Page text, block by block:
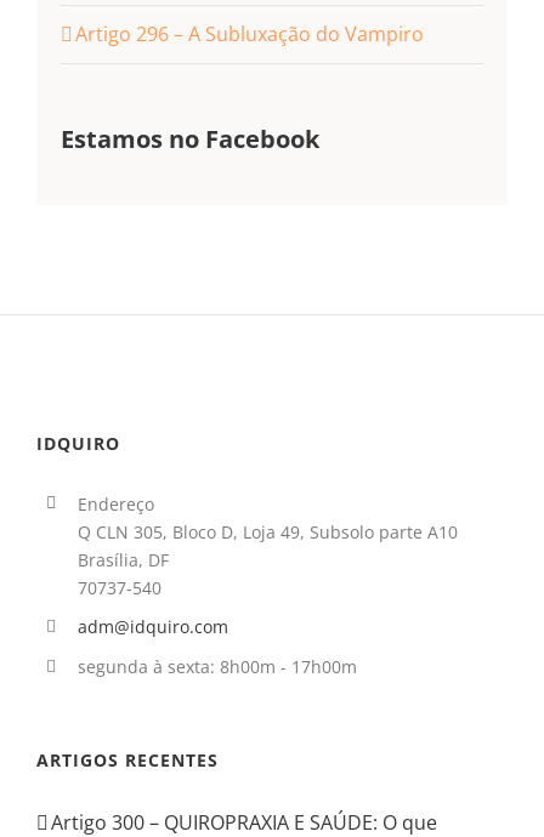
Artigo 296 – A Subluxação do Vampiro
Estamos no Facebook
IDQUIRO
Endereço
Q CLN 305, Bloco D, Loja 49, Subsolo parte A10
Brasília, DF
70737-540
adm@idquiro.com
segunda à sexta: 8h00m - 17h00m
ARTIGOS RECENTES
Artigo 300 – QUIROPRAXIA E SAÚDE: O que